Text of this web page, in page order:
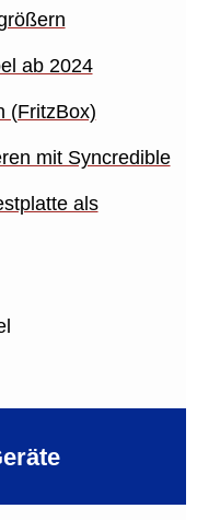
ab 2024
(FritzBox)
mit Syncredible
als